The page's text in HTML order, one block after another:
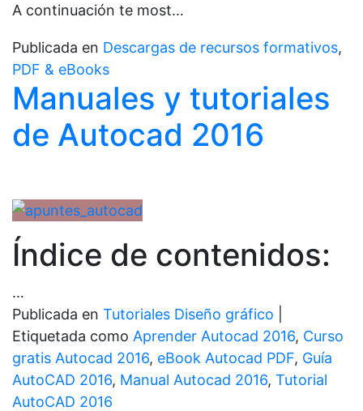
A continuación te most…
Publicada en Descargas de recursos formativos,
PDF & eBooks
Manuales y tutoriales
de Autocad 2016
Índice de contenidos:
…
Publicada en Tutoriales Diseño gráfico
Etiquetada como Aprender Autocad 2016, Curso
gratis Autocad 2016, eBook Autocad PDF, Guía
AutoCAD 2016, Manual Autocad 2016, Tutorial
AutoCAD 2016